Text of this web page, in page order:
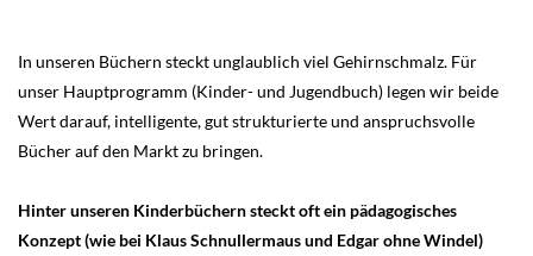
In unseren Büchern steckt unglaublich viel Gehirnschmalz. Für
unser Hauptprogramm (Kinder- und Jugendbuch) legen wir beide
Wert darauf, intelligente, gut strukturierte und anspruchsvolle
Bücher auf den Markt zu bringen.
Hinter unseren Kinderbüchern steckt oft ein pädagogisches
Konzept (wie bei Klaus Schnullermaus und Edgar ohne Windel)